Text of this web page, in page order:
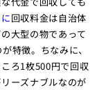
回収料金は自治体
大型の物であって
特徴。ちなみに、
ろ1枚500円で回収
ーズナブルなのが